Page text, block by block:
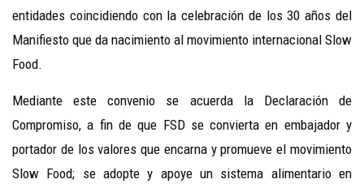
entidades coincidiendo con la celebración de los 30 años del
Manifiesto que da nacimiento al movimiento internacional Slow
Food.
Mediante este convenio se acuerda la Declaración de
Compromiso, a fin de que FSD se convierta en embajador y
portador de los valores que encarna y promueve el movimiento
Slow Food; se adopte y apoye un sistema alimentario en